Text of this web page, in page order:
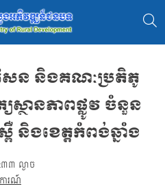
ែន និងគណៈប្រតិភូ
ថានភាពផ្លូវ ចំនួន
ពឺ និងខេត្តកំពង់ឆ្នាំង
៣ ល្ងាច
ារណ៍